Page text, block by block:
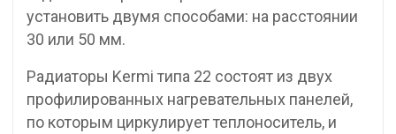
установить двумя способами: на расстоянии
30 или 50 мм.
Радиаторы Kermi типа 22 состоят из двух
профилированных нагревательных панелей,
по которым циркулирует теплоноситель, и